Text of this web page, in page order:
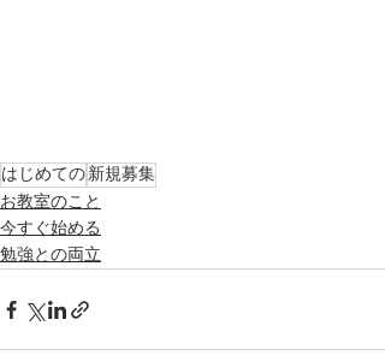
はじめての新規募集
お教室のこと
今すぐ始める
勉強との両立